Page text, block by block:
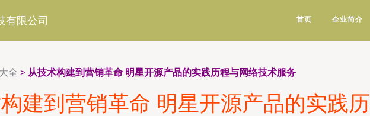
有限公司 首页 企业简介
全 > 从技术构建到营销革命 明星开源产品的实践历程与网络技术服务
建到营销革命 明星开源产品的实践